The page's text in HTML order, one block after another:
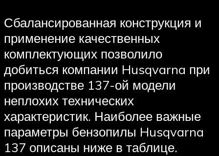
Сбалансированная конструкция и
применение качественных
комплектующих позволило
добиться компании Husqvarna при
производстве 137-ой модели
неплохих технических
характеристик. Наиболее важные
параметры бензопилы Husqvarna
137 описаны ниже в таблице.